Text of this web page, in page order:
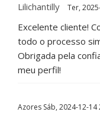
Lilichantilly Ter,
Excelente cliente!
todo o processo
Obrigada pela
meu perfil!
Azores Sáb, 2024-12-14